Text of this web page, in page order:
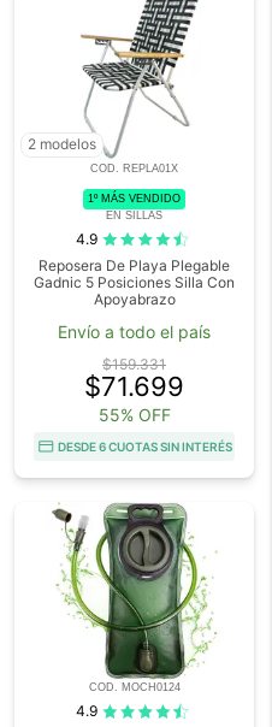
2 modelos
COD. REPLA01X
1º MÁS VENDIDO
EN SILLAS
4.9
Reposera De Playa Plegable
Gadnic 5 Posiciones Silla Con
Apoyabrazo
Envío a todo el país
$159.331
$71.699
55% OFF
DESDE 6 CUOTAS SIN INTERÉS
COD. MOCH0124
4.9